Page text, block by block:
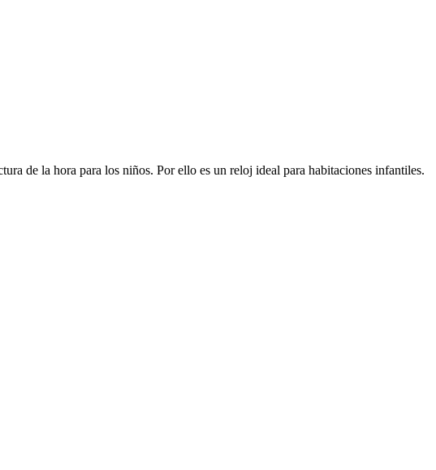
de la hora para los niños. Por ello es un reloj ideal para habitaciones infantiles.